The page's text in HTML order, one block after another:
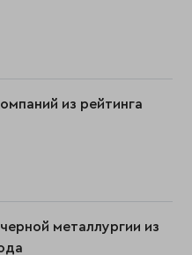
из рейтинга
металлургии из